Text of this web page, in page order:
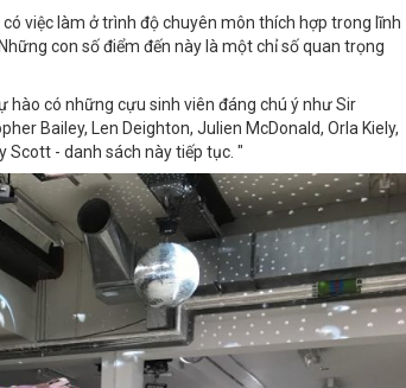
việc làm ở trình độ chuyên môn thích hợp trong lĩnh
con số điểm đến này là một chỉ số quan trọng
có những cựu sinh viên đáng chú ý như Sir
Bailey, Len Deighton, Julien McDonald, Orla Kiely,
Scott - danh sách này tiếp tục. "